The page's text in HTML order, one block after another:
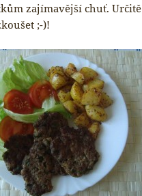
zajímavější chuť. Určitě
;-)!